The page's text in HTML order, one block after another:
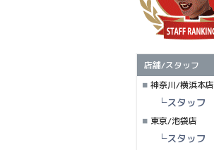
店舗/スタッフ
神奈川/横浜本店
└スタッフ
東京/池袋店
└スタッフ